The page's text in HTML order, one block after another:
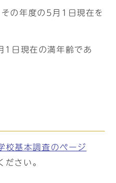
の年度の5月1日現在を
1日現在の満年齢であ
校基本調査のページ
ださい。